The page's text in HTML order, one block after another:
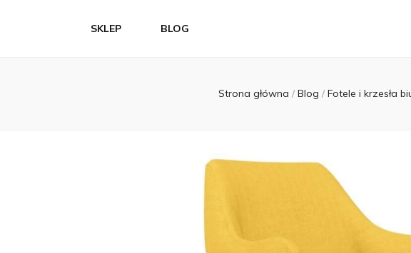
SKLEP BLOG
Strona główna / Blog / Fotele i krzesła